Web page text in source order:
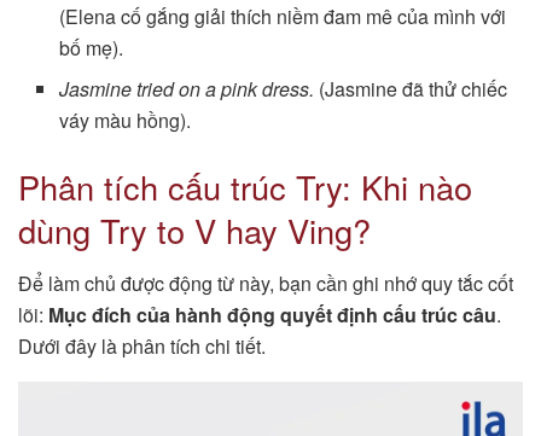
(Elena cố gắng giải thích niềm đam mê của mình với
bố mẹ).
Jasmine tried on a pink dress. (Jasmine đã thử chiếc
váy màu hồng).
Phân tích cấu trúc Try: Khi nào
dùng Try to V hay Ving?
Để làm chủ được động từ này, bạn cần ghi nhớ quy tắc cốt
lõi: Mục đích của hành động quyết định cấu trúc câu.
Dưới đây là phân tích chi tiết.